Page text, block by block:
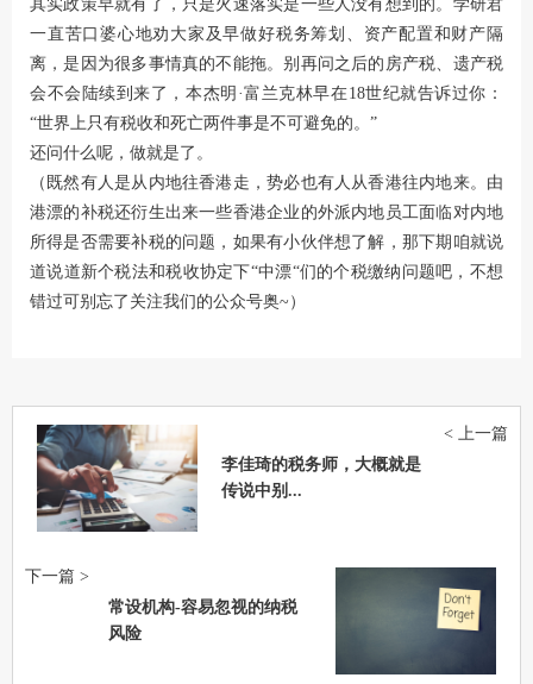
其实政策早就有了，只是火速落实是一些人没有想到的。学研君
一直苦口婆心地劝大家及早做好税务筹划、资产配置和财产隔
离，是因为很多事情真的不能拖。别再问之后的房产税、遗产税
会不会陆续到来了，本杰明·富兰克林早在18世纪就告诉过你：
“世界上只有税收和死亡两件事是不可避免的。”
还问什么呢，做就是了。
（既然有人是从内地往香港走，势必也有人从香港往内地来。由
港漂的补税还衍生出来一些香港企业的外派内地员工面临对内地
所得是否需要补税的问题，如果有小伙伴想了解，那下期咱就说
道说道新个税法和税收协定下“中漂“们的个税缴纳问题吧，不想
错过可别忘了关注我们的公众号奥~）
李佳琦的税务师，大概就是
传说中别...
< 上一篇
常设机构-容易忽视的纳税
风险
下一篇 >